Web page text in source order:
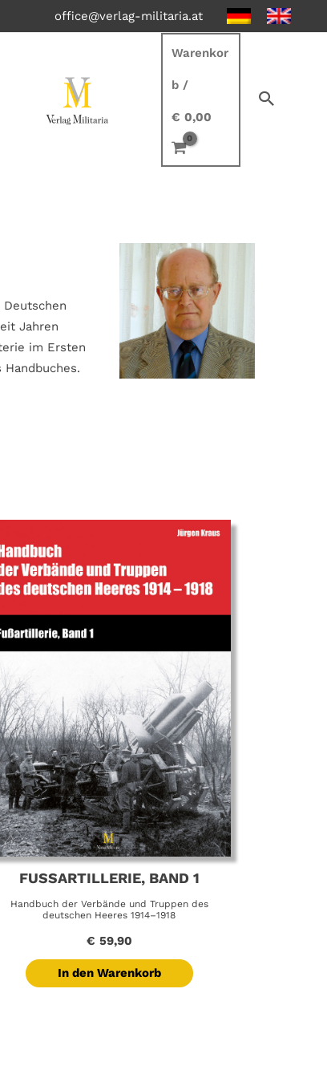
office@verlag-militaria.at
Warenkor
b/
€ 0,00
Deutschen
Jahren
im Ersten
FUSSARTILLERIE, BAND 1
Handbuch der Verbände und Truppen des
deutschen Heeres 1914–1918
€ 59,90
In den Warenkorb